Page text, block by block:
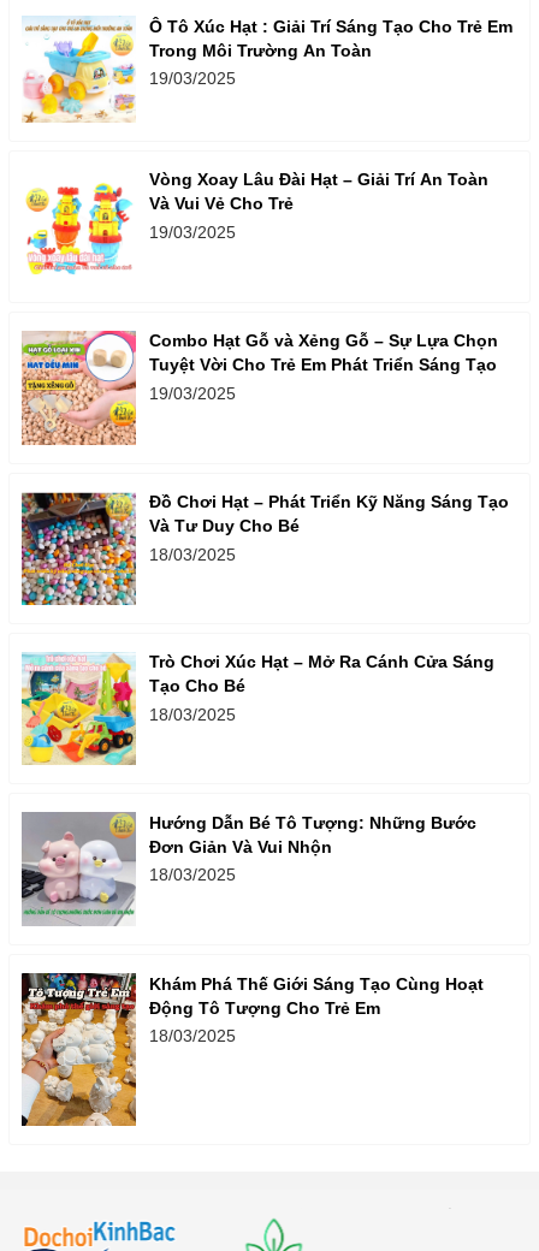
Ô Tô Xúc Hạt : Giải Trí Sáng Tạo Cho Trẻ Em
Trong Môi Trường An Toàn
19/03/2025
Vòng Xoay Lâu Đài Hạt – Giải Trí An Toàn
Và Vui Vẻ Cho Trẻ
19/03/2025
Combo Hạt Gỗ và Xẻng Gỗ – Sự Lựa Chọn
Tuyệt Vời Cho Trẻ Em Phát Triển Sáng Tạo
19/03/2025
Đồ Chơi Hạt – Phát Triển Kỹ Năng Sáng Tạo
Và Tư Duy Cho Bé
18/03/2025
Trò Chơi Xúc Hạt – Mở Ra Cánh Cửa Sáng
Tạo Cho Bé
18/03/2025
Hướng Dẫn Bé Tô Tượng: Những Bước
Đơn Giản Và Vui Nhộn
18/03/2025
Khám Phá Thế Giới Sáng Tạo Cùng Hoạt
Động Tô Tượng Cho Trẻ Em
18/03/2025